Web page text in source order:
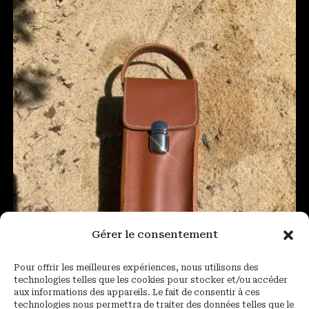
Gérer le consentement
Pour offrir les meilleures expériences, nous utilisons des
technologies telles que les cookies pour stocker et/ou accéder
aux informations des appareils. Le fait de consentir à ces
technologies nous permettra de traiter des données telles que le